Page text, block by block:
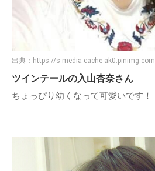
出典： https://s-media-cache-ak0.pinimg.com
ツインテールの入山杏奈さん
ちょっぴり幼くなって可愛いです！